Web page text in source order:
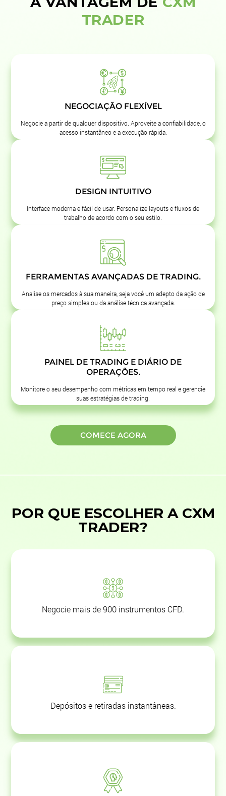
TRADER
NEGOCIAÇÃO FLEXÍVEL
Negocie a partir de qualquer dispositivo. Aproveite a confiabilidade, o
acesso instantâneo e a execução rápida.
DESIGN INTUITIVO
Interface moderna e fácil de usar. Personalize layouts e fluxos de
trabalho de acordo com o seu estilo.
FERRAMENTAS AVANÇADAS DE TRADING.
Analise os mercados à sua maneira, seja você um adepto da ação de
preço simples ou da análise técnica avançada.
PAINEL DE TRADING E DIÁRIO DE
OPERAÇÕES.
Monitore o seu desempenho com métricas em tempo real e gerencie
suas estratégias de trading.
COMECE AGORA
POR QUE ESCOLHER A CXM
TRADER?
Negocie mais de 900 instrumentos CFD.
Depósitos e retiradas instantâneas.